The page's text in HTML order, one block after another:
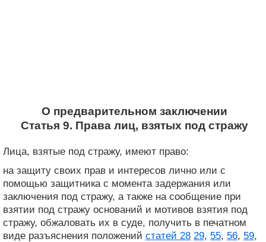
О предварительном заключении
Статья 9. Права лиц, взятых под стражу
Лица, взятые под стражу, имеют право:
на защиту своих прав и интересов лично или с
помощью защитника с момента задержания или
заключения под стражу, а также на сообщение при
взятии под стражу оснований и мотивов взятия под
стражу, обжаловать их в суде, получить в печатном
виде разъяснения положений статей 28 29, 55, 56, 59,